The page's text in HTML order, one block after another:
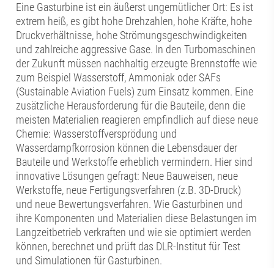
Eine Gasturbine ist ein äußerst ungemütlicher Ort: Es ist
extrem heiß, es gibt hohe Drehzahlen, hohe Kräfte, hohe
Druckverhältnisse, hohe Strömungsgeschwindigkeiten
und zahlreiche aggressive Gase. In den Turbomaschinen
der Zukunft müssen nachhaltig erzeugte Brennstoffe wie
zum Beispiel Wasserstoff, Ammoniak oder SAFs
(Sustainable Aviation Fuels) zum Einsatz kommen. Eine
zusätzliche Herausforderung für die Bauteile, denn die
meisten Materialien reagieren empfindlich auf diese neue
Chemie: Wasserstoffversprödung und
Wasserdampfkorrosion können die Lebensdauer der
Bauteile und Werkstoffe erheblich vermindern. Hier sind
innovative Lösungen gefragt: Neue Bauweisen, neue
Werkstoffe, neue Fertigungsverfahren (z.B. 3D-Druck)
und neue Bewertungsverfahren. Wie Gasturbinen und
ihre Komponenten und Materialien diese Belastungen im
Langzeitbetrieb verkraften und wie sie optimiert werden
können, berechnet und prüft das DLR-Institut für Test
und Simulationen für Gasturbinen.